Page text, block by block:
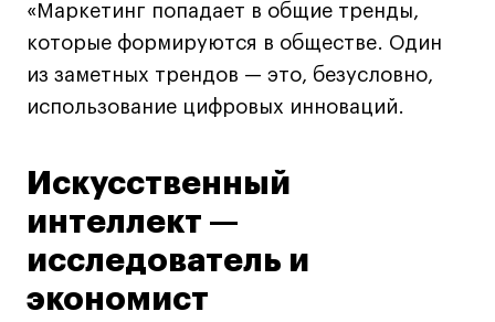
«Маркетинг попадает в общие тренды,
которые формируются в обществе. Один
из заметных трендов — это, безусловно,
использование цифровых инноваций.
Искусственный
интеллект —
исследователь и
экономист